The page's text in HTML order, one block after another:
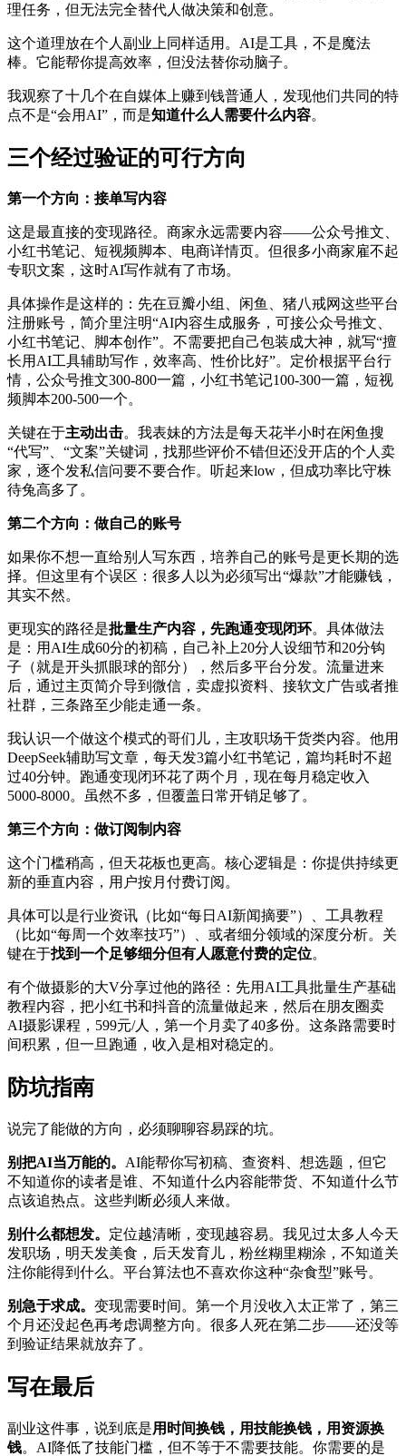
理任务，但无法完全替代人做决策和创意。
这个道理放在个人副业上同样适用。AI是工具，不是魔法
棒。它能帮你提高效率，但没法替你动脑子。
我观察了十几个在自媒体上赚到钱普通人，发现他们共同的特
点不是“会用AI”，而是知道什么人需要什么内容。
三个经过验证的可行方向
第一个方向：接单写内容
这是最直接的变现路径。商家永远需要内容——公众号推文、
小红书笔记、短视频脚本、电商详情页。但很多小商家雇不起
专职文案，这时AI写作就有了市场。
具体操作是这样的：先在豆瓣小组、闲鱼、猪八戒网这些平台
注册账号，简介里注明“AI内容生成服务，可接公众号推文、
小红书笔记、脚本创作”。不需要把自己包装成大神，就写“擅
长用AI工具辅助写作，效率高、性价比好”。定价根据平台行
情，公众号推文300-800一篇，小红书笔记100-300一篇，短视
频脚本200-500一个。
关键在于主动出击。我表妹的方法是每天花半小时在闲鱼搜
“代写”、“文案”关键词，找那些评价不错但还没开店的个人卖
家，逐个发私信问要不要合作。听起来low，但成功率比守株
待兔高多了。
第二个方向：做自己的账号
如果你不想一直给别人写东西，培养自己的账号是更长期的选
择。但这里有个误区：很多人以为必须写出“爆款”才能赚钱，
其实不然。
更现实的路径是批量生产内容，先跑通变现闭环。具体做法
是：用AI生成60分的初稿，自己补上20分人设细节和20分钩
子（就是开头抓眼球的部分），然后多平台分发。流量进来
后，通过主页简介导到微信，卖虚拟资料、接软文广告或者推
社群，三条路至少能走通一条。
我认识一个做这个模式的哥们儿，主攻职场干货类内容。他用
DeepSeek辅助写文章，每天发3篇小红书笔记，篇均耗时不超
过40分钟。跑通变现闭环花了两个月，现在每月稳定收入
5000-8000。虽然不多，但覆盖日常开销足够了。
第三个方向：做订阅制内容
这个门槛稍高，但天花板也更高。核心逻辑是：你提供持续更
新的垂直内容，用户按月付费订阅。
具体可以是行业资讯（比如“每日AI新闻摘要”）、工具教程
（比如“每周一个效率技巧”）、或者细分领域的深度分析。关
键在于找到一个足够细分但有人愿意付费的定位。
有个做摄影的大V分享过他的路径：先用AI工具批量生产基础
教程内容，把小红书和抖音的流量做起来，然后在朋友圈卖
AI摄影课程，599元/人，第一个月卖了40多份。这条路需要时
间积累，但一旦跑通，收入是相对稳定的。
防坑指南
说完了能做的方向，必须聊聊容易踩的坑。
别把AI当万能的。 AI能帮你写初稿、查资料、想选题，但它
不知道你的读者是谁、不知道什么内容能带货、不知道什么节
点该追热点。这些判断必须人来做。
别什么都想发。 定位越清晰，变现越容易。我见过太多人今天
发职场，明天发美食，后天发育儿，粉丝糊里糊涂，不知道关
注你能得到什么。平台算法也不喜欢你这种“杂食型”账号。
别急于求成。 变现需要时间。第一个月没收入太正常了，第三
个月还没起色再考虑调整方向。很多人死在第二步——还没等
到验证结果就放弃了。
写在最后
副业这件事，说到底是用时间换钱，用技能换钱，用资源换
钱。AI降低了技能门槛，但不等于不需要技能。你需要的是